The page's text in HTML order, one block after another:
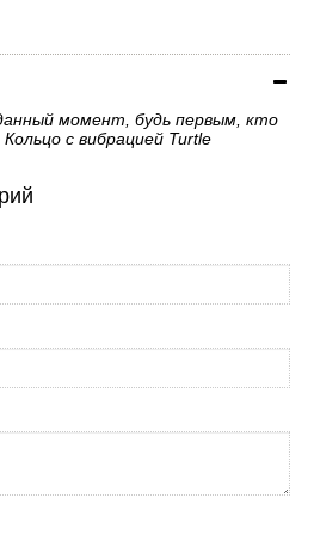
момент, будь первым, кто
с вибрацией Turtle